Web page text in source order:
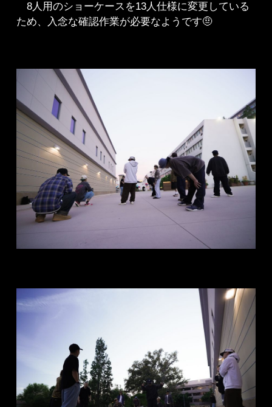
8人用のショーケースを13人仕様に変更している
ため、入念な確認作業が必要なようです🤨